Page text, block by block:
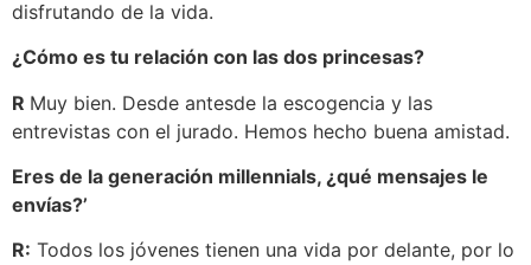
disfrutando de la vida.
¿Cómo es tu relación con las dos princesas?
R Muy bien. Desde antesde la escogencia y las
entrevistas con el jurado. Hemos hecho buena amistad.
Eres de la generación millennials, ¿qué mensajes le
envías?’
R: Todos los jóvenes tienen una vida por delante, por lo